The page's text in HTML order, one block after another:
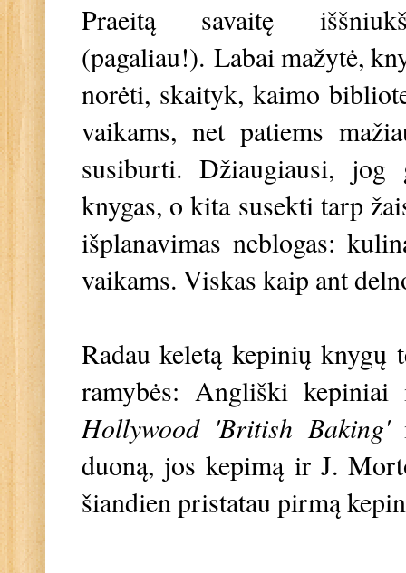
Praeitą savaitę
(pagaliau!). Labai mažytė,
norėti, skaityk, kaimo
vaikams, net patiems
susiburti. Džiaugiausi,
knygas, o kita susekti tarp
išplanavimas neblogas:
vaikams. Viskas kaip ant
Radau keletą kepinių
ramybės: Angliški
Hollywood 'British Baking'
duoną, jos kepimą ir J.
šiandien pristatau pirmą